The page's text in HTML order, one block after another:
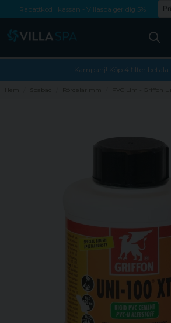
Rabattkod i kassan - Villaspa ger dig 5%
Kampanj! Köp 4 filter betala
Hem Spabad Rördelar mm PVC Lim - Griffon